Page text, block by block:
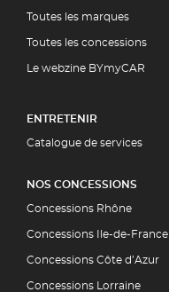
Toutes les marques
Toutes les concessions
Le webzine BYmyCAR
ENTRETENIR
Catalogue de services
NOS CONCESSIONS
Concessions Rhône
Concessions Ile-de-France
Concessions Côte d’Azur
Concessions Lorraine